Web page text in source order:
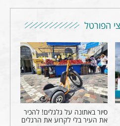
הפורטל
סיור באתונה על גלגלים! להכיר
את העיר בלי לקרוע את הרגלים